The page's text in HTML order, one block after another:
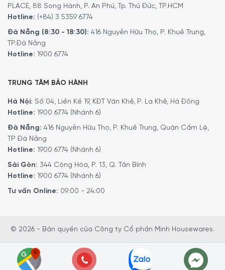
Để phục vụ khách hàng tốt hơn trong việc sử dụng hoặc
Minh House đã cho ra đời kênh Youtube với rất nhiều nội
dung thú vị. Quý khách có thể theo dõi kênh youtube
5/5 - (2 bình chọn)
PLACE, 88 Song Hành, P. An Phú, Tp. Thủ Đức, TP.HCM
Hotline: (+84) 3 5359 6774
Đà Nẵng (8:30 - 18:30): 416 Nguyễn Hữu Thọ, P. Khuê Trung,
TP.Đà Nẵng
Hotline: 1900 6774
TRUNG TÂM BẢO HÀNH
Hà Nội: Số 04, Liền Kề 19, KĐT Văn Khê, P. La Khê, Hà Đông
Hotline: 1900 6774 (Nhánh 6)
Đà Nẵng: 416 Nguyễn Hữu Thọ, P. Khuê Trung, Quận Cẩm Lệ,
TP Đà Nẵng
Hotline: 1900 6774 (Nhánh 6)
Sài Gòn: 344 Cộng Hòa, P. 13, Q. Tân Bình
Hotline: 1900 6774 (Nhánh 6)
Tư vấn Online: 09:00 - 24:00
© 2026 - Bản quyền của Công ty Cổ phần Minh Housewares.